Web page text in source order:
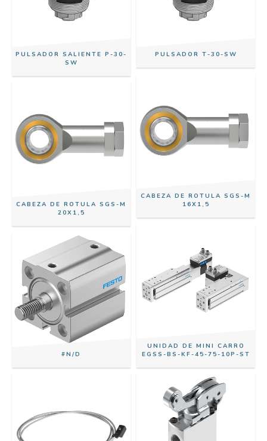
PULSADOR SALIENTE P-30-
SW
PULSADOR T-30-SW
CABEZA DE ROTULA SGS-M
20X1,5
CABEZA DE ROTULA SGS-M
16X1,5
#N/D
UNIDAD DE MINI CARRO
EGSS-BS-KF-45-75-10P-ST